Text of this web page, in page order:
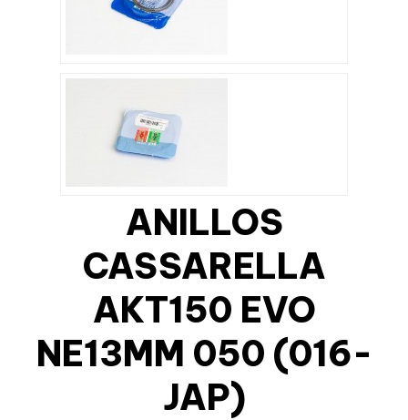
ANILLOS
CASSARELLA
AKT150 EVO
NE13MM 050 (016-
JAP)